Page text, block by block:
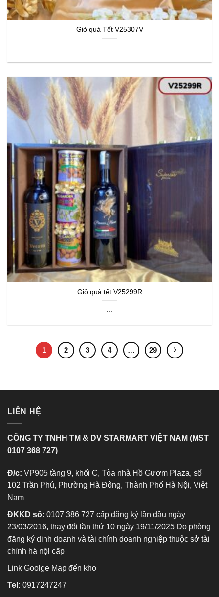
Giỏ quà Tết V25307V
Giỏ quà tết V25299R
1 2 3 4 … 29
LIÊN HỆ
CÔNG TY TNHH TM & DV STARMART VIỆT NAM (MST
0107 368 727)
Đ/c: VP905 tầng 9, khối C, Tòa nhà Hồ Gươm Plaza, số
102 Trần Phú, Phường Hà Đông, Thành Phố Hà Nội, Việt
Nam
ĐKKD số: 0107 386 727 cấp đăng ký lần đầu ngày
23/03/2016, thay đổi lần thứ 10 ngày 19/11/2025 Do phòng
đăng ký dinh doanh và tài chính doanh nghiệp thuộc sở tài
chính hà nội cấp
Link Goolge Map đến kho
Tel: 0917247247